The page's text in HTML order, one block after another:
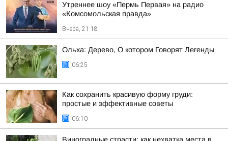
Утреннее шоу «Пермь Первая» на радио
«Комсомольская правда»
Вчера, 21:18
Ольха: Дерево, О котором Говорят Легенды
06:25
Как сохранить красивую форму груди:
простые и эффективные советы
06:10